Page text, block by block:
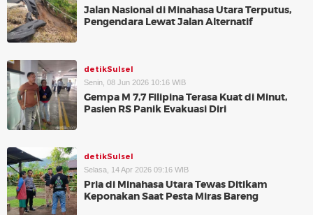
Jalan Nasional di Minahasa Utara Terputus,
Pengendara Lewat Jalan Alternatif
detikSulsel
Senin, 08 Jun 2026 10:16 WIB
Gempa M 7,7 Filipina Terasa Kuat di Minut,
Pasien RS Panik Evakuasi Diri
detikSulsel
Selasa, 14 Apr 2026 09:16 WIB
Pria di Minahasa Utara Tewas Ditikam
Keponakan Saat Pesta Miras Bareng